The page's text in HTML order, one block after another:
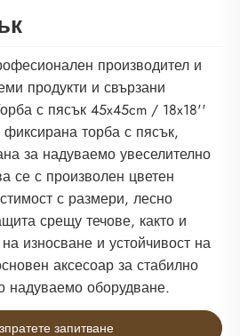
производител и
продукти и свързани
с пясък 45x45cm / 18x18''
торба с пясък,
за надуваемо увеселително
се с произволен цветен
с размери, лесно
срещу течове, както и
износване и устойчивост на
аксесоар за стабилно
надуваемо оборудване.
запитване